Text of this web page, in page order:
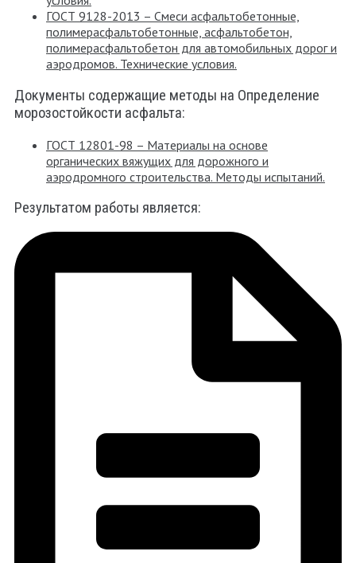
ГОСТ 9128-2013 – Смеси асфальтобетонные,
полимерасфальтобетонные, асфальтобетон,
полимерасфальтобетон для автомобильных дорог и
аэродромов. Технические условия.
Документы содержащие методы на Определение
морозостойкости асфальта:
ГОСТ 12801-98 – Материалы на основе
органических вяжущих для дорожного и
аэродромного строительства. Методы испытаний.
Результатом работы является: